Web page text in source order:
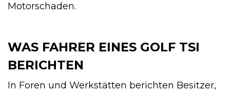
Motorschaden.
WAS FAHRER EINES GOLF TSI
BERICHTEN
In Foren und Werkstätten berichten Besitzer,